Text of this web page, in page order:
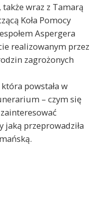
wraz z Tamarą
Koła Pomocy
Aspergera
realizowanym przez
zagrożonych
powstała w
– czym się
jaką przeprowadziła